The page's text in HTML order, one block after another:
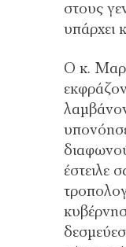
στους
υπάρχει
Ο κ.
έστειλε